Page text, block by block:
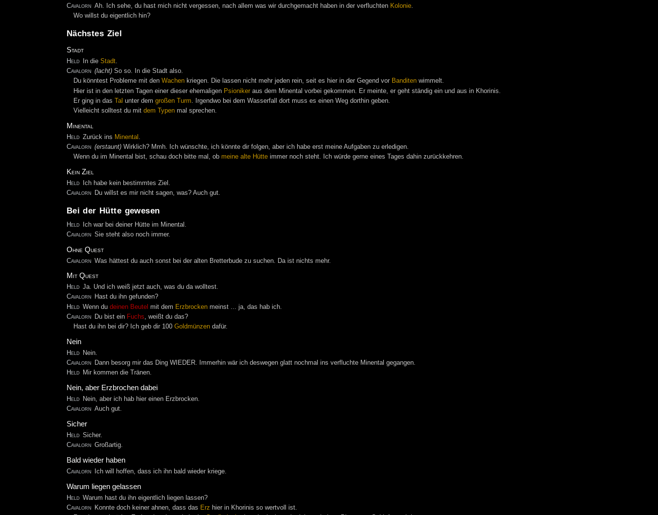
Cavalorn Ah. Ich sehe, du hast mich nicht vergessen, nach allem was wir durchgemacht haben in der verfluchten Kolonie.
Wo willst du eigentlich hin?
Nächstes Ziel
Stadt
Held In dieStadt.
Cavalorn (lacht) So so. In die Stadt also.
Du könntest Probleme mit den Wachenkriegen. Die lassen nicht mehr jeden rein, seit es hier in der Gegend vor Banditenwimmelt.
Hier ist in den letzten Tagen einer dieser ehemaligen Psionikeraus dem Minental vorbei gekommen. Er meinte, er geht ständig ein und aus in Khorinis.
Er ging in das
Tal unter dem großen Turm. Irgendwo bei dem Wasserfall dort muss es einen Weg dorthin geben.
Vielleicht solltest du mit dem Typenmal sprechen.
Minental
Held Zurück ins Minental .
Cavalorn (erstaunt) Wirklich? Mmh. Ich wünschte, ich könnte dir folgen, aber ich habe erst meine Aufgaben zu erledigen.
Wenn du im Minental bist, schau doch bitte mal, ob meine alte Hütteimmer noch steht. Ich würde gerne eines Tages dahin zurückkehren.
Kein Ziel
Held
Ich habe kein bestimmtes Ziel.
Cavalorn
Du willst es mir nicht sagen, was? Auch gut.
Bei der Hütte gewesen
Held
Ich war bei deiner Hütte im Minental.
Cavalorn Sie steht also noch immer.
Ohne Quest
Cavalorn Was hättest du auch sonst bei der alten Bretterbude zu suchen. Da ist nichts mehr.
Mit Quest
Held Ja. Und ich weiß jetzt auch, was du da wolltest.
Cavalorn
Hast du ihn gefunden?
Held Wenn dudeinen Beutel mit dem Erzbrocken meinst ... ja, das hab ich.
Cavalorn
Du bist ein Fuchs, weißt du das?
Hast du ihn bei dir? Ich geb dir 100 Goldmünzendafür.
Nein
Held
Nein.
Cavalorn
Dann besorg mir das Ding WIEDER. Immerhin wär ich deswegen glatt nochmal ins verfluchte Minental gegangen.
Held
Mir kommen die Tränen.
Nein, aber Erzbrochen dabei
Held
Nein, aber ich hab hier einen Erzbrocken.
Cavalorn Auch gut.
Sicher
Held Sicher.
Cavalorn Großartig.
Bald wieder haben
Cavalorn Ich will hoffen, dass ich ihn bald wieder kriege.
Warum liegen gelassen
Held Warum hast du ihn eigentlich liegen lassen?
Cavalorn
Konnte doch keiner ahnen, dass das Erz hier in Khorinis so wertvoll ist.